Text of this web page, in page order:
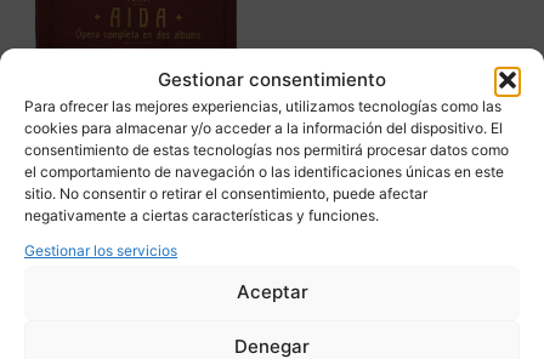
Gestionar consentimiento
Para ofrecer las mejores experiencias, utilizamos tecnologías como las
cookies para almacenar y/o acceder a la información del dispositivo. El
consentimiento de estas tecnologías nos permitirá procesar datos como
el comportamiento de navegación o las identificaciones únicas en este
sitio. No consentir o retirar el consentimiento, puede afectar
negativamente a ciertas características y funciones.
Gestionar los servicios
Aceptar
Denegar
Disco gramófono “Aida”
Giuseppe Verdi, La Voz de
Unido